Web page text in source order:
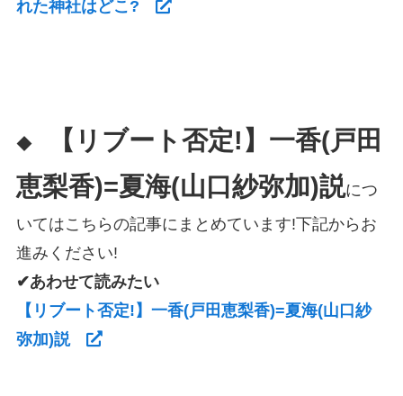
れた神社はどこ?
◆
【リブート否定!】一香(戸田
恵梨香)=夏海(山口紗弥加)説につ
いてはこちらの記事にまとめています!下記からお
進みください!
✔あわせて読みたい
【リブート否定!】一香(戸田恵梨香)=夏海(山口紗
弥加)説